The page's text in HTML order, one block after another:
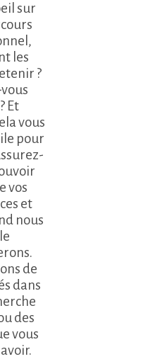
sur
les
?
Et
vous
pour
vos
et
nous
de
dans
des
vous